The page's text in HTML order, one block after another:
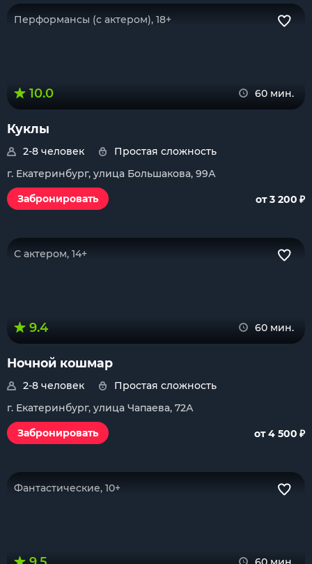
Перформансы (с актером), 18+
10.0 60 мин.
Куклы
2-8 человек
Простая сложность
г. Екатеринбург, улица Большакова, 99А
Забронировать
от 3 200 ₽
С актером, 14+
9.4 60 мин.
Ночной кошмар
2-8 человек
Простая сложность
г. Екатеринбург, улица Чапаева, 72А
Забронировать
от 4 500 ₽
Фантастические, 10+